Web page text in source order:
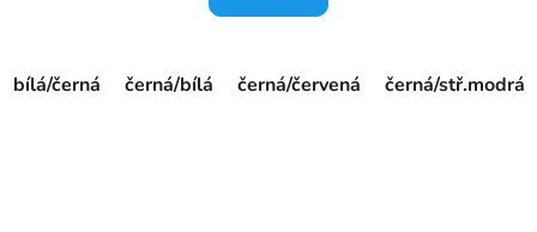
bílá/černá černá/bílá černá/červená černá/stř.modrá